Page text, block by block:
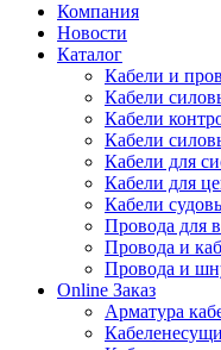
Компания
Новости
Каталог
Кабели и
Кабели
Кабели
Кабели
Кабели для
Кабели для
Кабели
Провода для
Провода и
Провода и
Online Заказ
Арматура